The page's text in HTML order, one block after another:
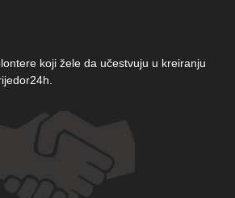
koji žele da učestvuju u kreiranju